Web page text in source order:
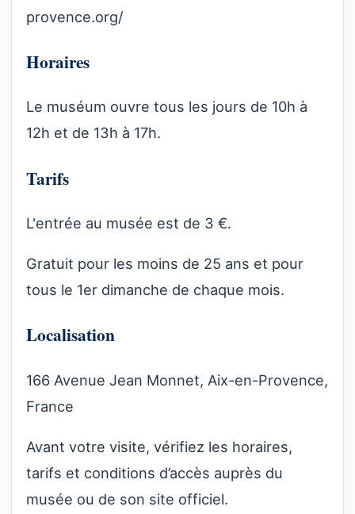
provence.org/
Horaires
Le muséum ouvre tous les jours de 10h à
12h et de 13h à 17h.
Tarifs
L'entrée au musée est de 3 €.
Gratuit pour les moins de 25 ans et pour
tous le 1er dimanche de chaque mois.
Localisation
166 Avenue Jean Monnet, Aix-en-Provence,
France
Avant votre visite, vérifiez les horaires,
tarifs et conditions d’accès auprès du
musée ou de son site officiel.